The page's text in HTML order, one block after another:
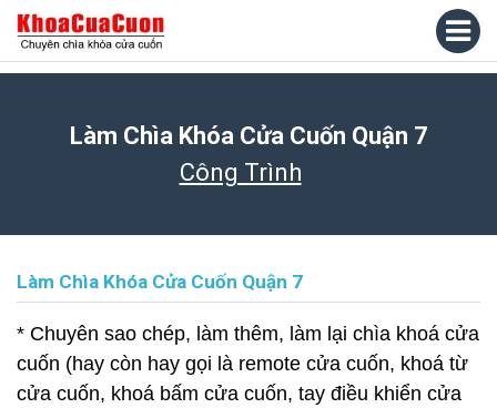
Làm Chìa Khóa Cửa Cuốn Quận 7
Công Trình
Làm Chìa Khóa Cửa Cuốn Quận 7
* Chuyên sao chép, làm thêm, làm lại chìa khoá cửa
cuốn (hay còn hay gọi là remote cửa cuốn, khoá từ
cửa cuốn, khoá bấm cửa cuốn, tay điều khiển cửa